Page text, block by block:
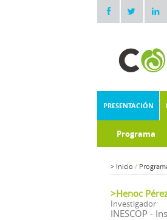
PRESENTACIÓN
Programa
> Inicio /
>Henoc
Investigador
INESCOP -